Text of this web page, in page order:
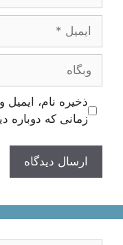
ایمیل
وبگاه
ذخیره نام،
زمانی که دوباره